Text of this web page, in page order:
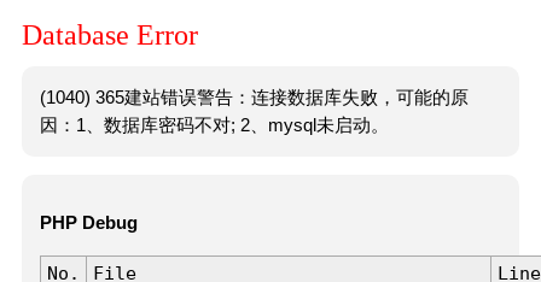
Database Error
(1040) 365建站错误警告：连接数据库失败，可能的原
因：1、数据库密码不对; 2、mysql未启动。
PHP Debug
No. File
Line